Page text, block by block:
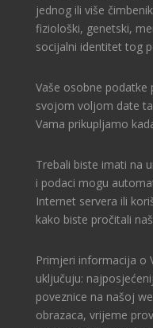
jednog ili više
fiziološki, genetski,
socijalni identitet tog
Vaše osobne
svojom voljom date
Vama prikupljamo
Trebali biste imati na
i podaci mogu
Internet servera ili
kako biste pročitali
Primjeri informacija o
uključuju:
poveznice na našoj
obrazaca, vrijeme